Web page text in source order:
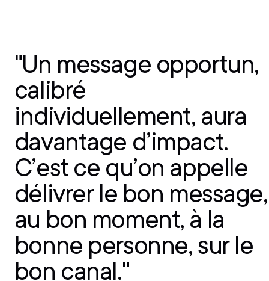
"Un message opportun,
calibré
individuellement, aura
davantage d’impact.
C’est ce qu’on appelle
délivrer le bon message,
au bon moment, à la
bonne personne, sur le
bon canal."